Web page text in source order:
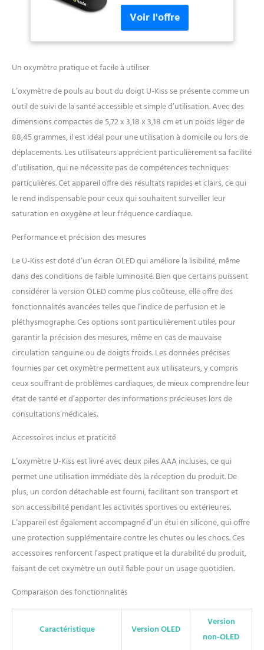
saturation en oxygène
du sang, fréquence du
pouls et niveau de
SpO2 avec cordon et
le fitness et les sports
extrêmes
Un oxymètre pratique et facile à utiliser
L’oxymètre de pouls au bout du doigt U-Kiss se présente comme un
outil de suivi de la santé accessible et simple d’utilisation. Avec des
dimensions compactes de 5,72 x 3,18 x 3,18 cm et un poids léger de
88,45 grammes, il est idéal pour une utilisation à domicile ou lors de
déplacements. Les utilisateurs apprécient particulièrement sa facilité
d’utilisation, qui ne nécessite pas de compétences techniques
particulières. Cet appareil offre des résultats rapides et clairs, ce qui
le rend indispensable pour ceux qui souhaitent surveiller leur
saturation en oxygène et leur fréquence cardiaque.
Performance et précision des mesures
Le U-Kiss est doté d’un écran OLED qui améliore la lisibilité, même
dans des conditions de faible luminosité. Bien que certains puissent
considérer la version OLED comme plus coûteuse, elle offre des
fonctionnalités avancées telles que l’indice de perfusion et le
pléthysmographe. Ces options sont particulièrement utiles pour
garantir la précision des mesures, même en cas de mauvaise
circulation sanguine ou de doigts froids. Les données précises
fournies par cet oxymètre permettent aux utilisateurs, y compris
ceux souffrant de problèmes cardiaques, de mieux comprendre leur
état de santé et d’apporter des informations précieuses lors de
consultations médicales.
Accessoires inclus et praticité
L’oxymètre U-Kiss est livré avec deux piles AAA incluses, ce qui
permet une utilisation immédiate dès la réception du produit. De
plus, un cordon détachable est fourni, facilitant son transport et
son accessibilité pendant les activités sportives ou extérieures.
L’appareil est également accompagné d’un étui en silicone, qui offre
une protection supplémentaire contre les chutes ou les chocs. Ces
accessoires renforcent l’aspect pratique et la durabilité du produit,
faisant de cet oxymètre un outil fiable pour un usage quotidien.
Comparaison des fonctionnalités
Caractéristique Version OLED
Version
non-OLED